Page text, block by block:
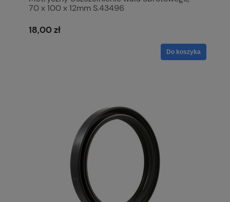
70 x 100 x 12mm S.43496
18,00 zł
Do koszyka